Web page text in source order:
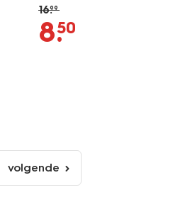
16.99
8.
50
volgende
pagina
volgende